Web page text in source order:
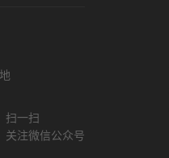
扫一扫
关注微信公众号